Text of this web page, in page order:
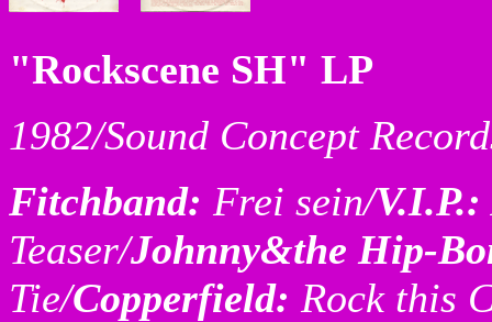
"Rockscene SH" LP
1982/Sound Concept
Fitchband: Frei sein/V.I.P.:
Teaser/Johnny&the Hip-
Tie/Copperfield: Rock this